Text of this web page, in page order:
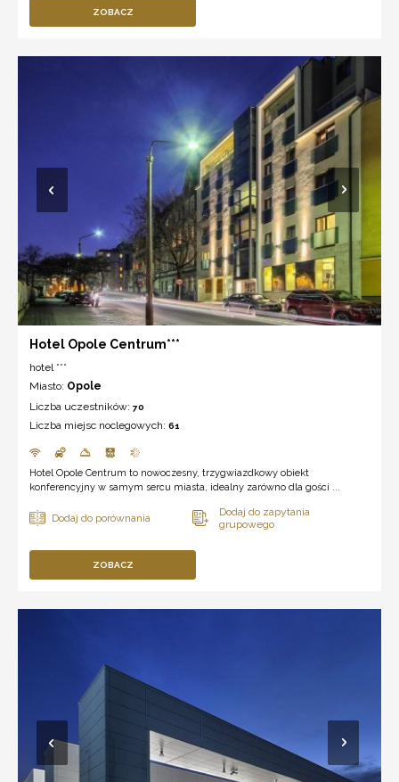
ZOBACZ
Hotel Opole Centrum***
hotel ***
Miasto: Opole
Liczba uczestników: 70
Liczba miejsc noclegowych: 61
Hotel Opole Centrum to nowoczesny, trzygwiazdkowy obiekt
konferencyjny w samym sercu miasta, idealny zarówno dla gości ...
ZOBACZ